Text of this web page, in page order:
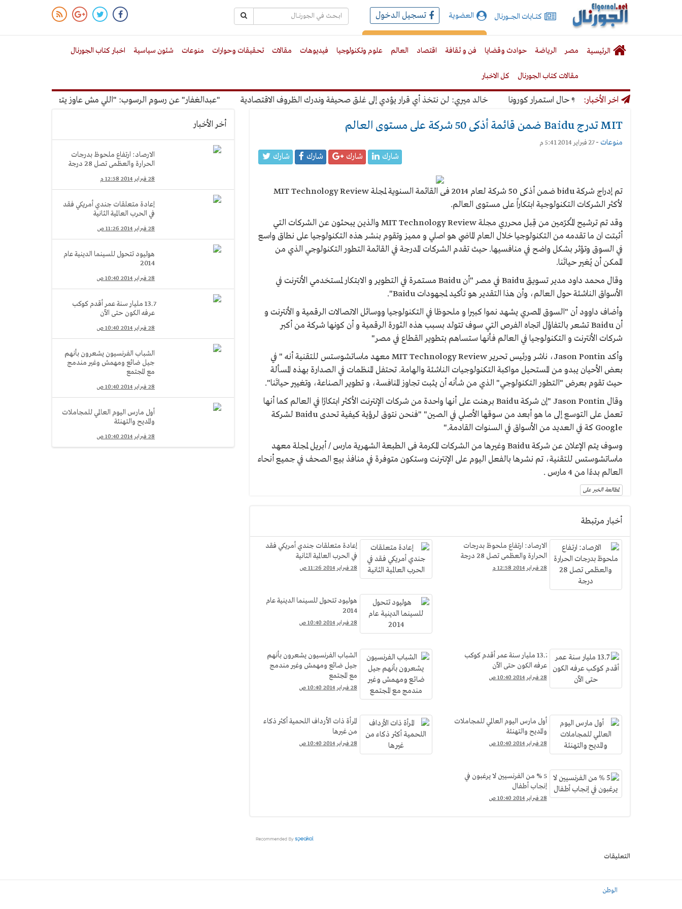
الجورنال
نت
كتـــابات الجـــــورنال العضوية تسجيل الدخول
الرئيسية مصر الرياضة حوادث وقضايا فن و ثقافة اقتصاد العالم علوم وتكنولوجيا فيديوهات مقالات تحقيقات وحوارات منوعات شئون سياسية اخبار كتاب الجورنال
مقالات كتاب الجورنال كل الاخبار
اخر الأخبار:بنسبة 50% حال استمرار كورونا خالد ميري: لن نتخذ أي قرار يؤدي إلى غلق صحيفة وندرك الظروف الاقتصادية "عبدالغفار" عن رسوم الرسوب: "اللي مش عاوز يتعلم ملوش مجانية"
MIT تدرج Baidu ضمن قائمة أذكى 50 شركة على مستوى العالم
منوعات -27 فبراير 2014 5:41 م
شارك شارك شارك شارك
تم إدراج شركة bidu ضمن أذكى 50 شركة لعام 2014 فى القائمة السنوية لمجلة MIT Technology Review
لأكثر الشركات التكنولوجية ابتكاراً على مستوى العالم.
وقد تم ترشيح المُكرّمين من قِبل محرري مجلة MIT Technology Review والذين يبحثون عن الشركات التي
أثبتت ان ما تقدمه من التكنولوجيا خلال العام الماضي هو اصلي و مميز وتقوم بنشر هذه التكنولوجيا على نطاق واسع
في السوق وتؤثر بشكل واضح في منافسيها. حيث تقدم الشركات المدرجة في القائمة التطور التكنولوجي الذي من
الممكن أن يُغير حياتَنا.
وقال محمد داود مدير تسويق Baidu في مصر "أن Baidu مستمرة في التطوير و الابتكار لمستخدمي الأنترنت في
الأسواق الناشئة حول العالم، وأن هذا التقدير هو تأكيد لمجهودات Baidu".
وأضاف داوود أن "السوق المصري يشهد نموا كبيرا و ملحوظا في التكنولوجيا ووسائل الاتصالات الرقمية و الأنترنت و
أن Baidu تشعر بالتفاؤل اتجاه الفرص التي سوف تتولد بسبب هذه الثورة الرقمية و أن كونها شركة من أكبر
شركات الأنترنت و التكنولوجيا في العالم فأنها ستساهم بتطوير القطاع في مصر"
وأكد Jason Pontin، ناشر ورئيس تحرير MIT Technology Review معهد ماساتشوستس للتقنية أنه " في
بعض الأحيان يبدو من المستحيل مواكبة التكنولوجيات الناشئة والهامة. تحتفل المنظمات في الصدارة بهذه المسألة
حيث تقوم بعرض "التطور التكنولوجي" الذي من شأنه أن يثبت تجاوز المنافسة، و تطوير الصناعة، وتغيير حياتَنا".
وقال Jason Pontin "إن شركة Baidu برهنت على أنها واحدة من شركات الإنترنت الأكثر ابتكارًا في العالم كما أنها
تعمل على التوسع إلى ما هو أبعد من سوقها الأصلي في الصين" "فنحن نتوق لرؤية كيفية تحدى Baidu لشركة
Google كة في العديد من الأسواق في السنوات القادمة."
وسوف يتم الإعلان عن شركة Baidu وغيرها من الشركات المكرمة فى الطبعة الشهرية مارس / أبريل لمجلة معهد
ماساتشوستس للتقنية، تم نشرها بالفعل اليوم على الإنترنت وستكون متوفرة في منافذ بيع الصحف في جميع أنحاء
العالم بدءًا من 4 مارس .
لمطالعة الخبر على
أخبار مرتبطة
الارصاد: ارتفاع ملحوظ بدرجات
الحرارة والعظمى تصل 28 درجة
28 فبراير 2014 12:58 م
إعادة متعلقات جندي أمريكي فقد
في الحرب العالمية الثانية
28 فبراير 2014 11:26 ص
هوليود تتحول للسينما الدينية عام
2014
28 فبراير 2014 10:40 ص
13.7 مليار سنة عمر أقدم كوكب
عرفه الكون حتى الآن
28 فبراير 2014 10:40 ص
الشباب الفرنسيون يشعرون بأنهم
جيل ضائع ومهمش وغير مندمج
مع المجتمع
28 فبراير 2014 10:40 ص
أول مارس اليوم العالمي للمجاملات
والمديح والتهنئة
28 فبراير 2014 10:40 ص
المرأة ذات الأرداف اللحمية أكثر ذكاء
من غيرها
28 فبراير 2014 10:40 ص
5 % من الفرنسيين لا يرغبون في
إنجاب أطفال
28 فبراير 2014 10:40 ص
أخر الأخبار
الارصاد: ارتفاع ملحوظ بدرجات
الحرارة والعظمى تصل 28 درجة
28 فبراير 2014 12:58 م
إعادة متعلقات جندي أمريكي فقد
في الحرب العالمية الثانية
28 فبراير 2014 11:26 ص
هوليود تتحول للسينما الدينية عام
2014
28 فبراير 2014 10:40 ص
13.7 مليار سنة عمر أقدم كوكب
عرفه الكون حتى الآن
28 فبراير 2014 10:40 ص
الشباب الفرنسيون يشعرون بأنهم
جيل ضائع ومهمش وغير مندمج
مع المجتمع
28 فبراير 2014 10:40 ص
أول مارس اليوم العالمي للمجاملات
والمديح والتهنئة
28 فبراير 2014 10:40 ص
التعليقات
الوطن